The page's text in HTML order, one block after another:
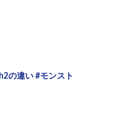
の違い #モンスト